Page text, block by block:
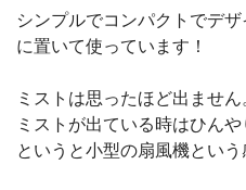
シンプルでコンパクトでデ
に置いて使っています！
ミストは思ったほど出ません
ミストが出ている時はひん
というと小型の扇風機という